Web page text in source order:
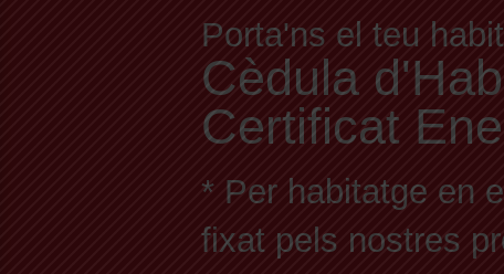
Porta'ns el teu
Cèdula
Certificat
* Per habitatge en
fixat pels nostres